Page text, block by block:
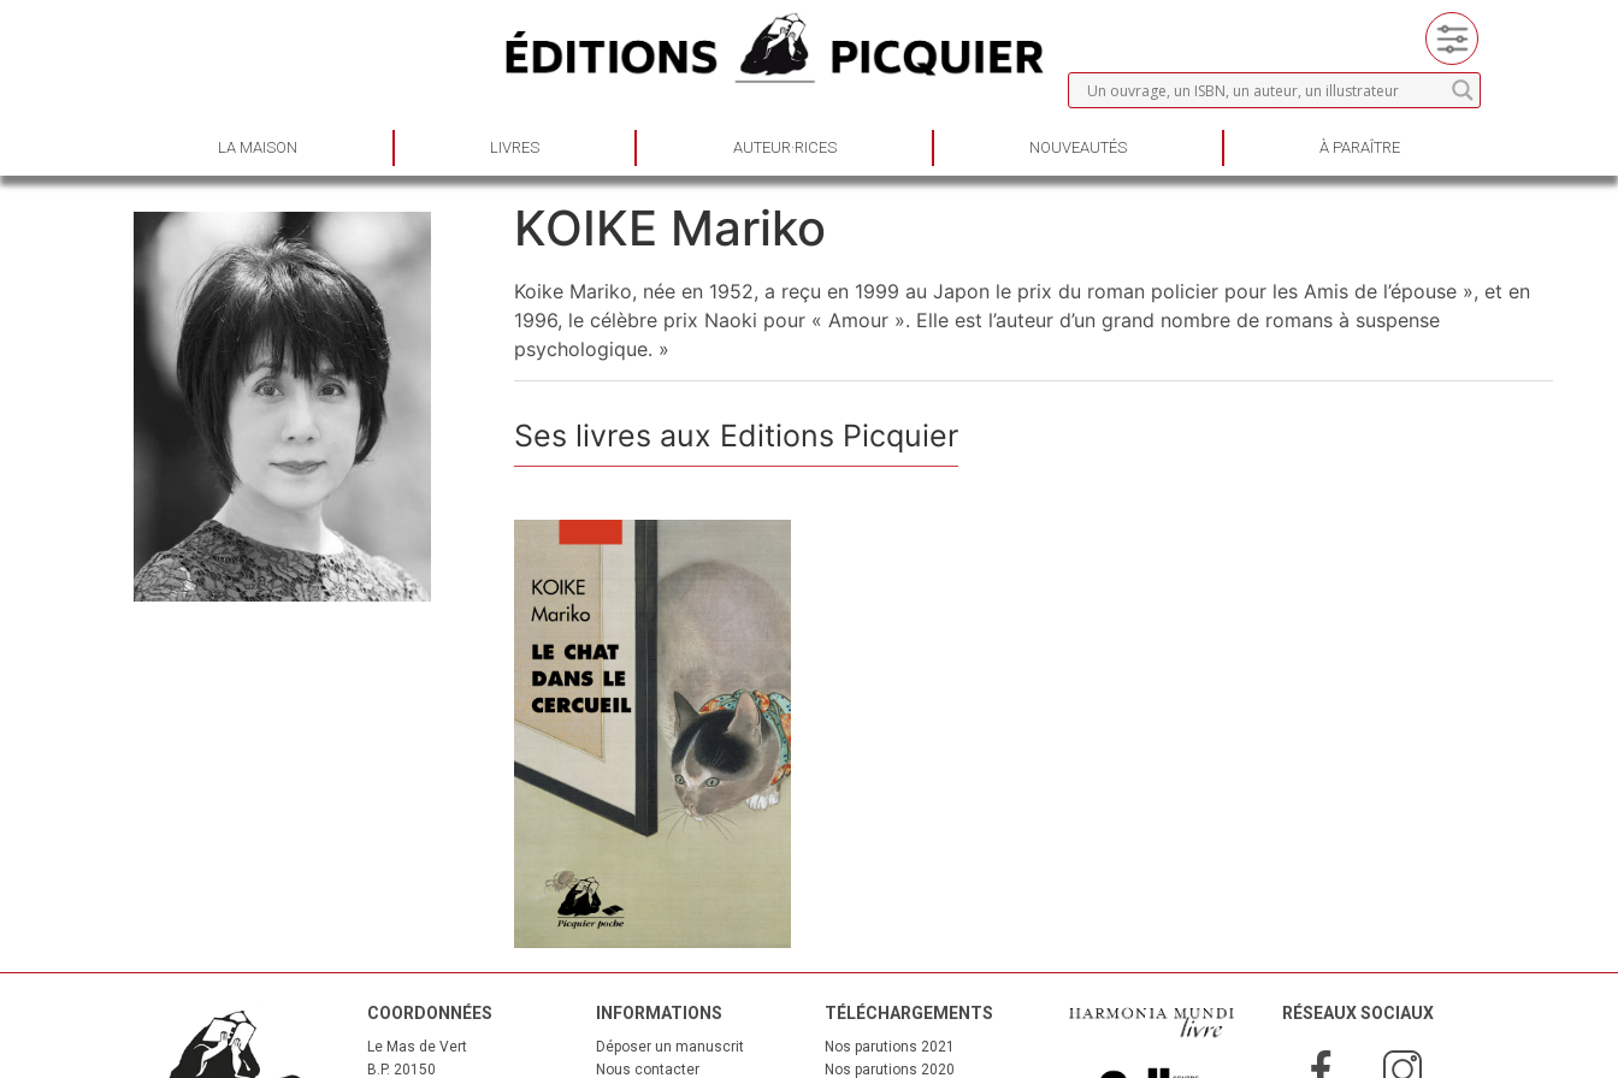
LA MAISON LIVRES AUTEUR·RICES NOUVEAUTÉS À PARAÎTRE
KOIKE Mariko
Koike Mariko, née en 1952, a reçu en 1999 au Japon le prix du roman policier pour les Amis de l’épouse », et en
1996, le célèbre prix Naoki pour « Amour ». Elle est l’auteur d’un grand nombre de romans à suspense
psychologique. »
Ses livres aux Editions Picquier
COORDONNÉES
Le Mas de Vert
B.P. 20150
INFORMATIONS
Déposer un manuscrit
Nous contacter
TÉLÉCHARGEMENTS
Nos parutions 2021
Nos parutions 2020
RÉSEAUX SOCIAUX